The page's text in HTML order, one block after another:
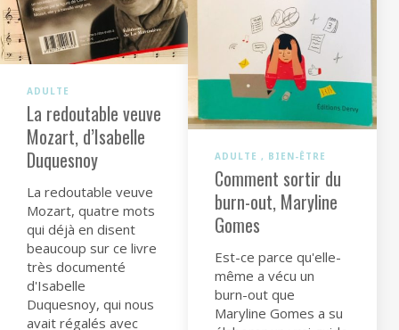
ADULTE
La redoutable veuve
Mozart, d’Isabelle
Duquesnoy
La redoutable veuve
Mozart, quatre mots
qui déjà en disent
beaucoup sur ce livre
très documenté
d'Isabelle
Duquesnoy, qui nous
avait régalés avec
ADULTE BIEN-ÊTRE
Comment sortir du
burn-out, Maryline
Gomes
Est-ce parce qu'elle-
même a vécu un
burn-out que
Maryline Gomes a su